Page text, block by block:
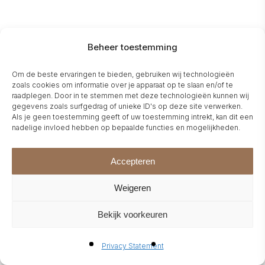
Beheer toestemming
Om de beste ervaringen te bieden, gebruiken wij technologieën
zoals cookies om informatie over je apparaat op te slaan en/of te
raadplegen. Door in te stemmen met deze technologieën kunnen wij
gegevens zoals surfgedrag of unieke ID's op deze site verwerken.
Als je geen toestemming geeft of uw toestemming intrekt, kan dit een
nadelige invloed hebben op bepaalde functies en mogelijkheden.
Accepteren
Weigeren
Bekijk voorkeuren
Privacy Statement
Dutch) (German